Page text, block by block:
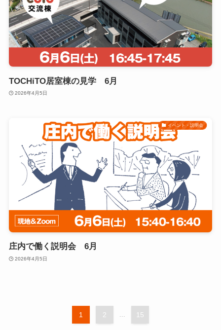
TOCHiTO居室棟の見学 6月
2026年4月5日
イベント・説明会
庄内で働く説明会 6月
2026年4月5日
1 2 ... 15